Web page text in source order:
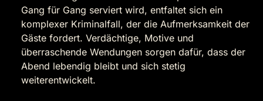
Gang für Gang serviert wird, entfaltet sich ein
komplexer Kriminalfall, der die Aufmerksamkeit der
Gäste fordert. Verdächtige, Motive und
überraschende Wendungen sorgen dafür, dass der
Abend lebendig bleibt und sich stetig
weiterentwickelt.